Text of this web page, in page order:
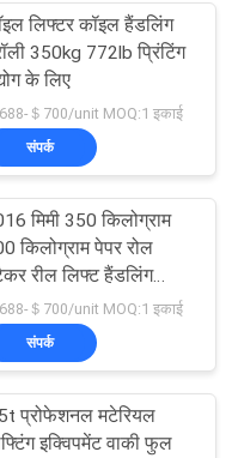
पैलेट
पैलेट
44
लिफ्टर कॉइल हैंडलिंग
350kg 772lb प्रिंटिंग
के लिए
＄700/unit MOQ:1 इकाई
संपर्क
मिमी 350 किलोग्राम
किलोग्राम पेपर रोल
रील लिफ्ट हैंडलिंग
पैकेजिंग उद्योग के उपयोग
＄700/unit MOQ:1 इकाई
संपर्क
प्रोफेशनल मटेरियल
इक्विपमेंट वाकी फुल